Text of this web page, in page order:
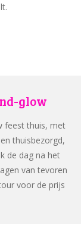
glow
feest thuis, met
thuisbezorgd,
de dag na het
van tevoren
voor de prijs